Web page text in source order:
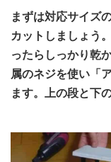
まずは対応サイズ
カットしましょう
ったらしっかり乾
属のネジを使い「
ます。上の段と下